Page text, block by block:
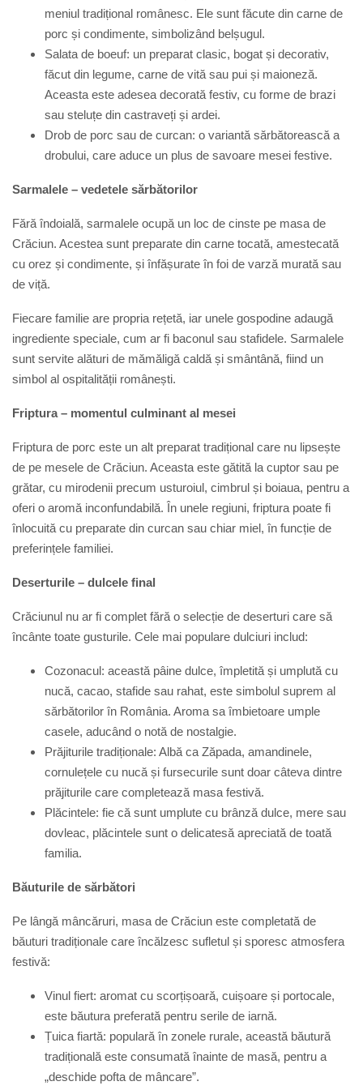
meniul tradițional românesc. Ele sunt făcute din carne de
porc și condimente, simbolizând belșugul.
Salata de boeuf: un preparat clasic, bogat și decorativ,
făcut din legume, carne de vită sau pui și maioneză.
Aceasta este adesea decorată festiv, cu forme de brazi
sau steluțe din castraveți și ardei.
Drob de porc sau de curcan: o variantă sărbătorească a
drobului, care aduce un plus de savoare mesei festive.
Sarmalele – vedetele sărbătorilor
Fără îndoială, sarmalele ocupă un loc de cinste pe masa de
Crăciun. Acestea sunt preparate din carne tocată, amestecată
cu orez și condimente, și înfășurate în foi de varză murată sau
de viță.
Fiecare familie are propria rețetă, iar unele gospodine adaugă
ingrediente speciale, cum ar fi baconul sau stafidele. Sarmalele
sunt servite alături de mămăligă caldă și smântână, fiind un
simbol al ospitalității românești.
Friptura – momentul culminant al mesei
Friptura de porc este un alt preparat tradițional care nu lipsește
de pe mesele de Crăciun. Aceasta este gătită la cuptor sau pe
grătar, cu mirodenii precum usturoiul, cimbrul și boiaua, pentru a
oferi o aromă inconfundabilă. În unele regiuni, friptura poate fi
înlocuită cu preparate din curcan sau chiar miel, în funcție de
preferințele familiei.
Deserturile – dulcele final
Crăciunul nu ar fi complet fără o selecție de deserturi care să
încânte toate gusturile. Cele mai populare dulciuri includ:
Cozonacul: această pâine dulce, împletită și umplută cu
nucă, cacao, stafide sau rahat, este simbolul suprem al
sărbătorilor în România. Aroma sa îmbietoare umple
casele, aducând o notă de nostalgie.
Prăjiturile tradiționale: Albă ca Zăpada, amandinele,
cornulețele cu nucă și fursecurile sunt doar câteva dintre
prăjiturile care completează masa festivă.
Plăcintele: fie că sunt umplute cu brânză dulce, mere sau
dovleac, plăcintele sunt o delicatesă apreciată de toată
familia.
Băuturile de sărbători
Pe lângă mâncăruri, masa de Crăciun este completată de
băuturi tradiționale care încălzesc sufletul și sporesc atmosfera
festivă:
Vinul fiert: aromat cu scorțișoară, cuișoare și portocale,
este băutura preferată pentru serile de iarnă.
Țuica fiartă: populară în zonele rurale, această băutură
tradițională este consumată înainte de masă, pentru a
„deschide pofta de mâncare”.